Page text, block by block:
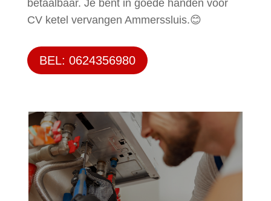
betaalbaar. Je bent in goede handen voor
CV ketel vervangen Ammerssluis.😊
BEL: 0624356980